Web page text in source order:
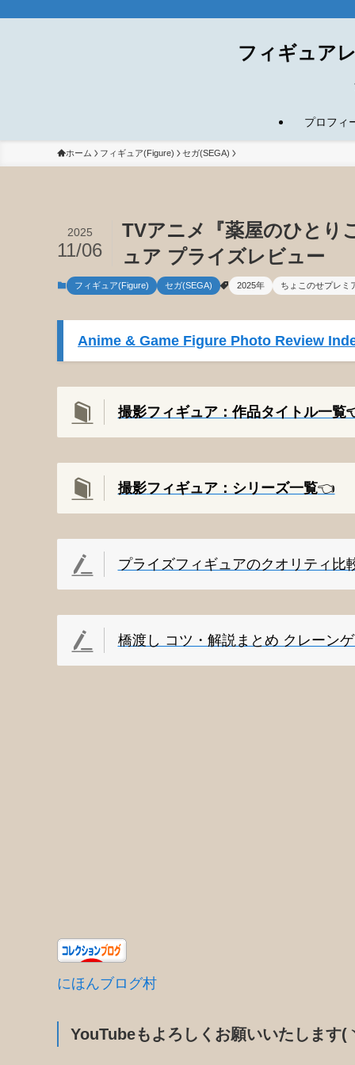
フィギュア
プロフィ
ホーム フィギュア(Figure) セガ(SEGA)
TVアニメ『薬屋のひとり
ュア プライズレビュー
2025
11/06
フィギュア(Figure) セガ(SEGA) 2025年 ちょこのせプレミ
Anime & Game Figure Photo Review
撮影フィギュア：作品タイトル一覧
撮影フィギュア：シリーズ一覧👈️
プライズフィギュアのクオリティ比
橋渡し コツ・解説まとめ クレーン
にほんブログ村
YouTubeもよろしくお願いいたします(